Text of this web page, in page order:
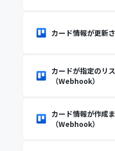
カード情報が更新
カードが指定のリ
（Webhook）
カード情報が作成
（Webhook）